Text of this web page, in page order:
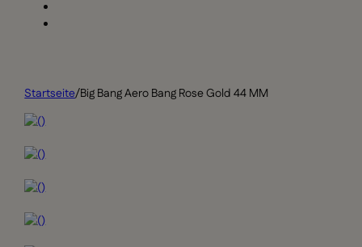
Startseite/Big Bang Aero Bang Rose Gold 44 MM